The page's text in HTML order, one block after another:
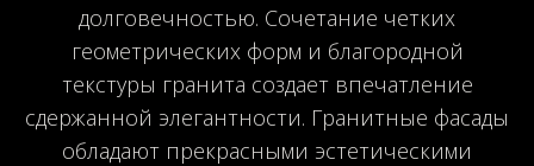
долговечностью. Сочетание четких
геометрических форм и благородной
текстуры гранита создает впечатление
сдержанной элегантности. Гранитные фасады
обладают прекрасными эстетическими